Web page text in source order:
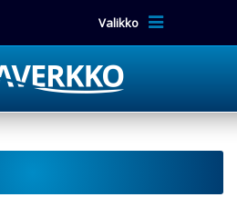
Valikko